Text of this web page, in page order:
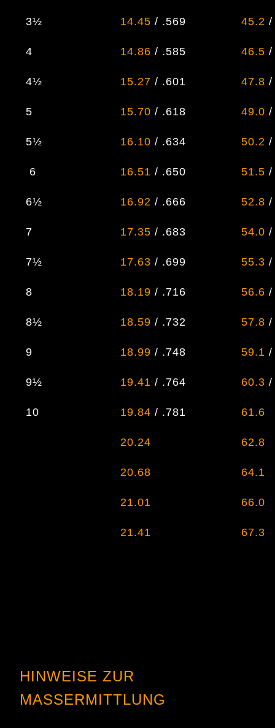
3½ 14.45 / .569 45.2 /
4 14.86 / .585 46.5 /
4½ 15.27 / .601 47.8 /
5 15.70 / .618 49.0 /
5½ 16.10 / .634 50.2 /
6 16.51 / .650 51.5 /
6½ 16.92 / .666 52.8 /
7 17.35 / .683 54.0 /
7½ 17.63 / .699 55.3 /
8 18.19 / .716 56.6 /
8½ 18.59 / .732 57.8 /
9 18.99 / .748 59.1 /
9½ 19.41/ .764 60.3 /
10 19.84 / .781 61.6
20.24 62.8
20.68 64.1
21.01 66.0
21.41 67.3
HINWEISE ZUR
MASSERMITTLUNG